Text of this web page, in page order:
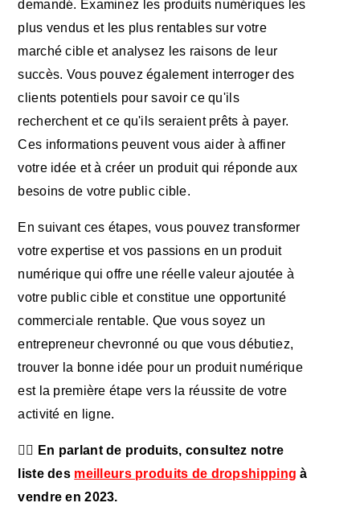
demandé. Examinez les produits numériques les
plus vendus et les plus rentables sur votre
marché cible et analysez les raisons de leur
succès. Vous pouvez également interroger des
clients potentiels pour savoir ce qu'ils
recherchent et ce qu'ils seraient prêts à payer.
Ces informations peuvent vous aider à affiner
votre idée et à créer un produit qui réponde aux
besoins de votre public cible.
En suivant ces étapes, vous pouvez transformer
votre expertise et vos passions en un produit
numérique qui offre une réelle valeur ajoutée à
votre public cible et constitue une opportunité
commerciale rentable. Que vous soyez un
entrepreneur chevronné ou que vous débutiez,
trouver la bonne idée pour un produit numérique
est la première étape vers la réussite de votre
activité en ligne.
☝🏽 En parlant de produits, consultez notre
liste des meilleurs produits de dropshipping à
vendre en 2023.